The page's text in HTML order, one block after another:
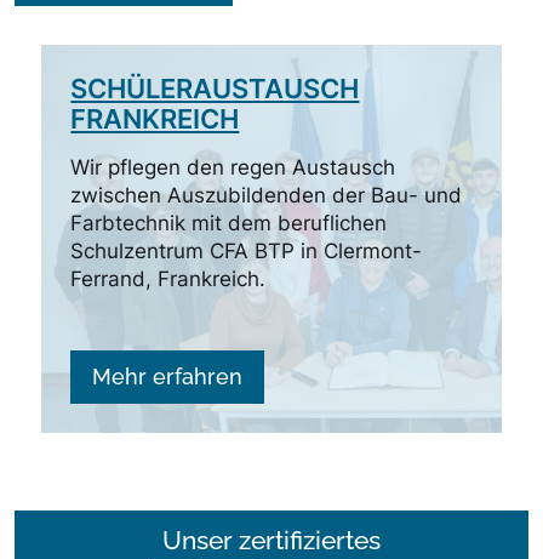
SCHÜLERAUSTAUSCH
FRANKREICH
Wir pflegen den regen Austausch
zwischen Auszubildenden der Bau- und
Farbtechnik mit dem beruflichen
Schulzentrum CFA BTP in Clermont-
Ferrand, Frankreich.
Mehr erfahren
Unser zertifiziertes